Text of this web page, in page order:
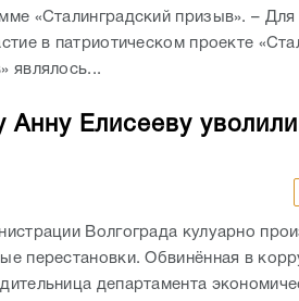
«Сталинградский призыв». –
в патриотическом проекте
являлось...
Анну Елисееву
Волгограда кулуарно
перестановки. Обвинённая в
департамента